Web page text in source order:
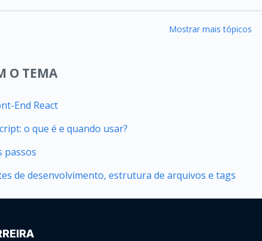
Mostrar mais tópicos
O TEMA
End React
o que é e quando usar?
passos
de desenvolvimento, estrutura de arquivos e tags